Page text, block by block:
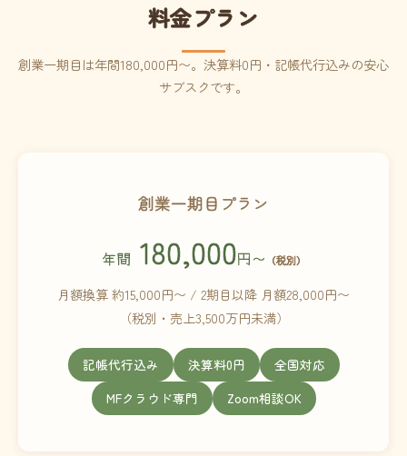
料金プラン
創業一期目は年間180,000円〜。決算料0円・記帳代行込みの安心
サブスクです。
創業一期目プラン
年間 180,000円〜 （税別）
月額換算 約15,000円〜 / 2期目以降 月額28,000円〜
（税別・売上3,500万円未満）
記帳代行込み 決算料0円
全国対応
MFクラウド専門
Zoom相談OK